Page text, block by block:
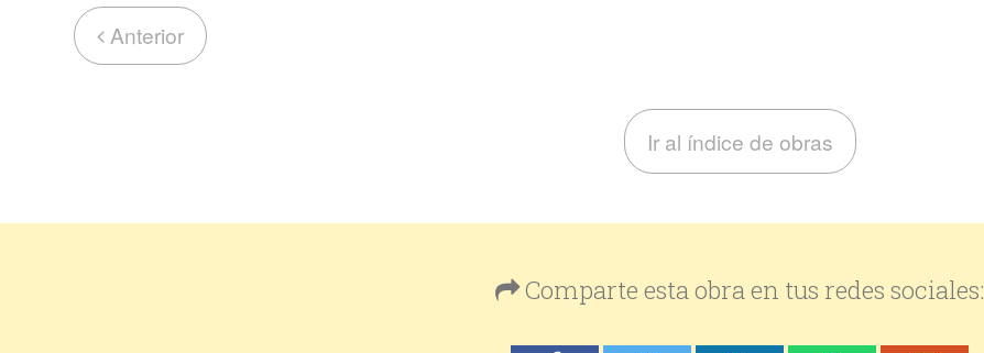
Anterior
Ir al índice de obras
Comparte esta obra en tus redes sociales: